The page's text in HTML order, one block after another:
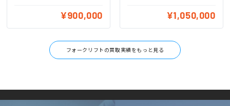
¥900,000 ¥1,050,000
フォークリフトの買取実績をもっと見る